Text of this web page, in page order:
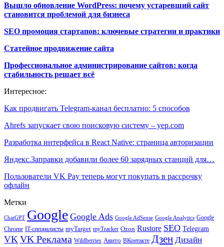
Вышло обновление WordPress: почему устаревший сайт
становится проблемой для бизнеса
SEO промоция стартапов: ключевые стратегии и практики
Статейное продвижение сайта
Профессиональное администрирование сайтов: когда
стабильность решает всё
Интересное:
Как продвигать Telegram-канал бесплатно: 5 способов
Ahrefs запускает свою поисковую систему – yep.com
Разработка интерфейса в React Native: страница авторизации
Яндекс.Заправки добавили более 60 зарядных станций для…
Пользователи VK Pay теперь могут покупать в рассрочку
офлайн
Метки
ChatGPT Google Google Ads Google AdSense Google Analytics Google
Chrome IT-специалисты myTarget myTracker Ozon Rustore SEO Telegram
VK VK Реклама Wildberries Авито ВКонтакте Дзен Дизайн